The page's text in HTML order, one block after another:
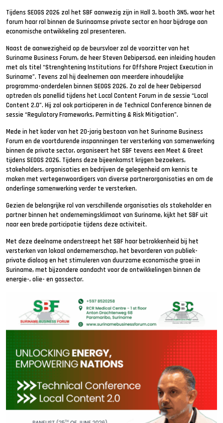
Tijdens SEOGS 2026 zal het SBF aanwezig zijn in Hall 3, booth 3N5, waar het
forum haar rol binnen de Surinaamse private sector en haar bijdrage aan
economische ontwikkeling zal presenteren.
Naast de aanwezigheid op de beursvloer zal de voorzitter van het
Suriname Business Forum, de heer Steven Debipersad, een inleiding houden
met als titel “Strenghtening Institutions for Offshore Project Execution in
Suriname”. Tevens zal hij deelnemen aan meerdere inhoudelijke
programma-onderdelen binnen SEOGS 2026. Zo zal de heer Debipersad
optreden als panellid tijdens het Local Content Forum in de sessie “Local
Content 2.0”. Hij zal ook participeren in de Technical Conference binnen de
sessie “Regulatory Frameworks, Permitting & Risk Mitigation”.
Mede in het kader van het 20-jarig bestaan van het Suriname Business
Forum en de voortdurende inspanningen ter versterking van samenwerking
binnen de private sector, organiseert het SBF tevens een Meet & Greet
tijdens SEOGS 2026. Tijdens deze bijeenkomst krijgen bezoekers,
stakeholders, organisaties en bedrijven de gelegenheid om kennis te
maken met vertegenwoordigers van diverse partnerorganisaties en om de
onderlinge samenwerking verder te versterken.
Gezien de belangrijke rol van verschillende organisaties als stakeholder en
partner binnen het ondernemingsklimaat van Suriname, kijkt het SBF uit
naar een brede participatie tijdens deze activiteit.
Met deze deelname onderstreept het SBF haar betrokkenheid bij het
versterken van lokaal ondernemerschap, het bevorderen van publiek-
private dialoog en het stimuleren van duurzame economische groei in
Suriname, met bijzondere aandacht voor de ontwikkelingen binnen de
energie-, olie- en gassector.